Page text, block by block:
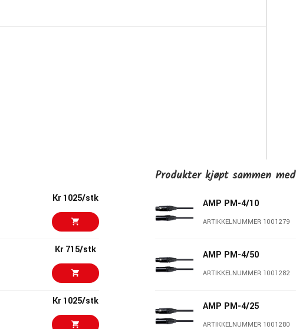
Kr 1025/stk
Kr 715/stk
Kr 1025/stk
Produkter kjøpt sammen med
AMP PM-4/10
ARTIKKELNUMMER 1001279
AMP PM-4/50
ARTIKKELNUMMER 1001282
AMP PM-4/25
ARTIKKELNUMMER 1001280